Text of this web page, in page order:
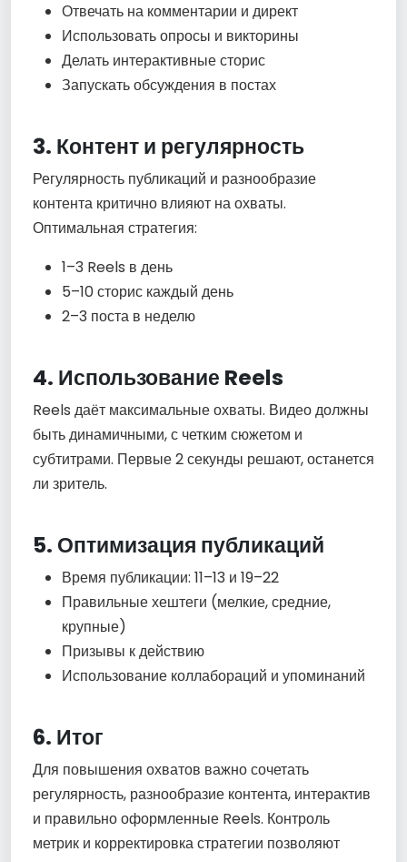
Отвечать на комментарии и директ
Использовать опросы и викторины
Делать интерактивные сторис
Запускать обсуждения в постах
3. Контент и регулярность
Регулярность публикаций и разнообразие
контента критично влияют на охваты.
Оптимальная стратегия:
1–3 Reels в день
5–10 сторис каждый день
2–3 поста в неделю
4. Использование Reels
Reels даёт максимальные охваты. Видео должны
быть динамичными, с четким сюжетом и
субтитрами. Первые 2 секунды решают, останется
ли зритель.
5. Оптимизация публикаций
Время публикации: 11–13 и 19–22
Правильные хештеги (мелкие, средние,
крупные)
Призывы к действию
Использование коллабораций и упоминаний
6. Итог
Для повышения охватов важно сочетать
регулярность, разнообразие контента, интерактив
и правильно оформленные Reels. Контроль
метрик и корректировка стратегии позволяют